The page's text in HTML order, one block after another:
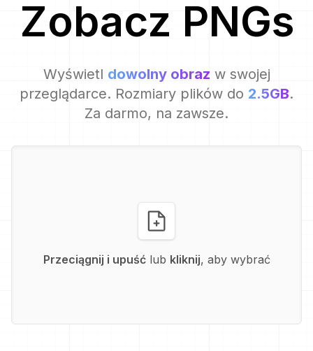
Zobacz PNGs
Wyświetl dowolny obraz w swojej
przeglądarce. Rozmiary plików do 2.5GB.
Za darmo, na zawsze.
Przeciągnij i upuść lub kliknij, aby wybrać